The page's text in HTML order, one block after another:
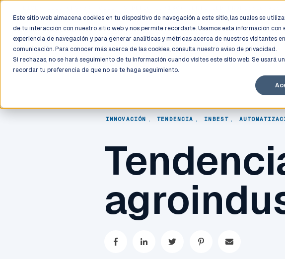
Este sitio web almacena cookies en tu dispositivo de navegación a este sitio, las cuales se
de tu interacción con nuestro sitio web y nos permite recordarte. Usamos esta información con
experiencia de navegación y para generar analíticas y métricas acerca de nuestros visitantes
comunicación. Para conocer más acerca de las cookies, consulta nuestro aviso de privacidad.
Si rechazas, no se hará seguimiento de tu información cuando visites este sitio web. Se usará
recordar tu preferencia de que no se te haga seguimiento.
Process
INNOVACIÓN TENDENCIA INBEST